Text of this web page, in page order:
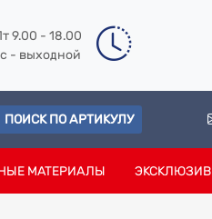
9.00 - 18.00
- выходной
ПОИСК ПО АРТИКУЛУ
МАТЕРИАЛЫ ЭКСКЛЮЗИВ